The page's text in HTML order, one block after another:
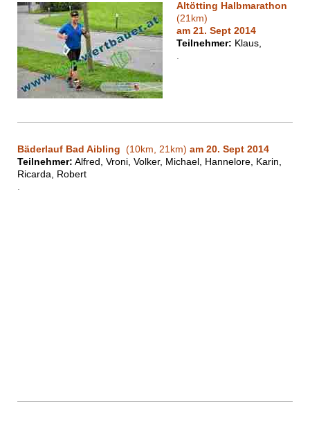
Altötting Halbmarathon
(21km)
am 21. Sept 2014
Teilnehmer: Klaus,
.
Bäderlauf Bad Aibling (10km, 21km) am 20. Sept 2014
Teilnehmer: Alfred, Vroni, Volker, Michael, Hannelore, Karin,
Ricarda, Robert
.